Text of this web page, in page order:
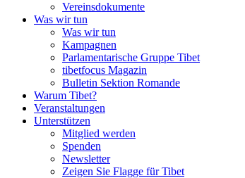
Vereinsdokumente
Was wir tun
Was wir tun
Kampagnen
Parlamentarische Gruppe Tibet
tibetfocus Magazin
Bulletin Sektion Romande
Warum Tibet?
Veranstaltungen
Unterstützen
Mitglied werden
Spenden
Newsletter
Zeigen Sie Flagge für Tibet